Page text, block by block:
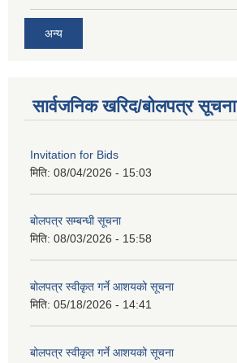
अन्य
सार्वजनिक खरिद/बोलपत्र सूचना
Invitation for Bids
मिति: 08/04/2026 - 15:03
बोलपत्र सम्बन्धी सूचना
मिति: 08/03/2026 - 15:58
बोलपत्र स्वीकृत गर्ने आशयको सूचना
मिति: 05/18/2026 - 14:41
बोलपत्र स्वीकृत गर्ने आशयको सूचना